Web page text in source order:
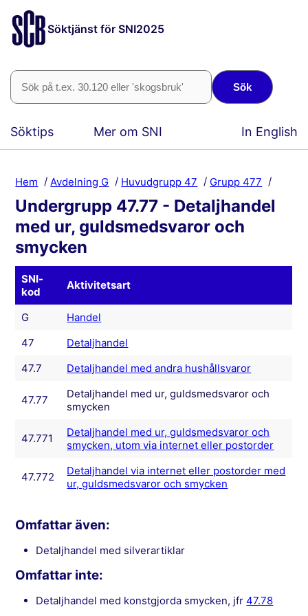
Söktjänst för SNI2025
Sök
Söktips Mer om SNI In English
Hem Avdelning G Huvudgrupp 47 Grupp 477
Undergrupp 47.77 - Detaljhandel
med ur, guldsmedsvaror och
smycken
SNI-
kod
Aktivitetsart
G
Handel
47
Detaljhandel
47.7
Detaljhandel med andra hushållsvaror
47.77
Detaljhandel med ur, guldsmedsvaror och
smycken
47.771
Detaljhandel med ur, guldsmedsvaror och
smycken, utom via internet eller postorder
47.772
Detaljhandel via internet eller postorder med
ur, guldsmedsvaror och smycken
Omfattar även:
detaljhandel med silverartiklar
Omfattar inte:
detaljhandel med konstgjorda smycken, jfr47.78